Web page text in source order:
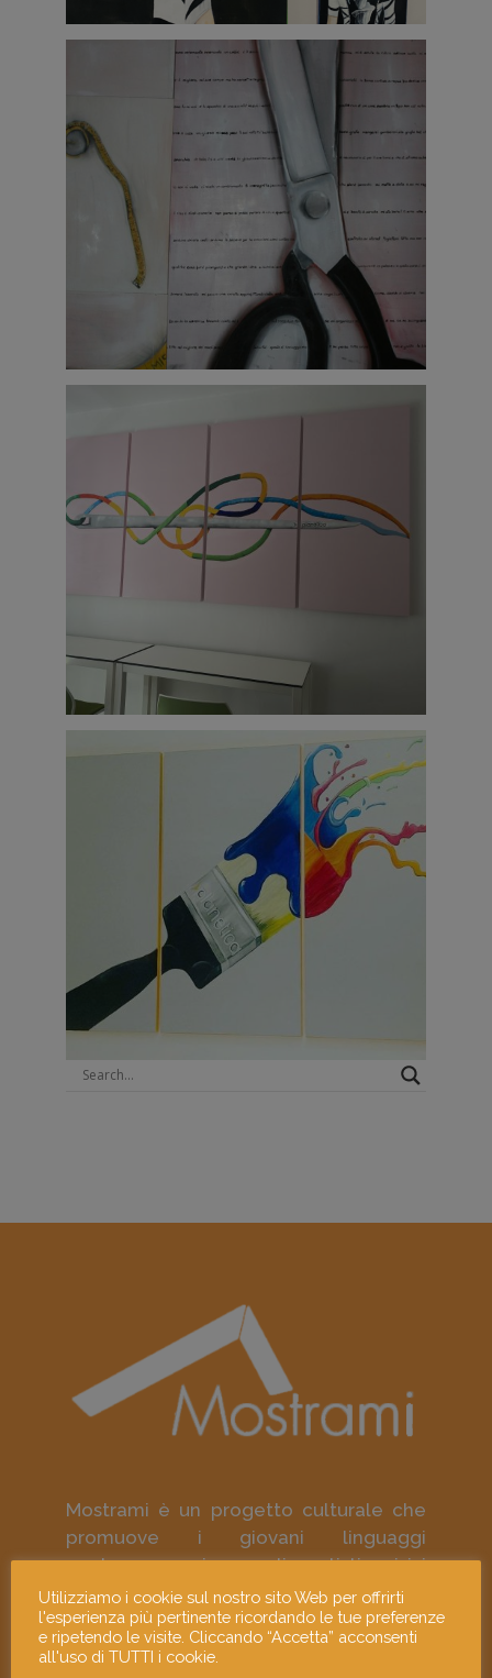
Mostrami è un progetto culturale che
promuove i giovani linguaggi
contemporanei e gli artisti visivi
emergenti attraverso le loro opere e i
loro murales; diffonde la giovane arte
contemporanea come strumento di
Utilizziamo i cookie sul nostro sito Web per offrirti
l'esperienza più pertinente ricordando le tue preferenze
e ripetendo le visite. Cliccando “Accetta” acconsenti
all'uso di TUTTI i cookie.